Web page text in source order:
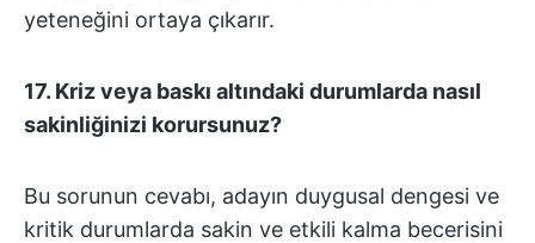
yeteneğini ortaya çıkarır.
17. Kriz veya baskı altındaki durumlarda nasıl
sakinliğinizi korursunuz?
Bu sorunun cevabı, adayın duygusal dengesi ve
kritik durumlarda sakin ve etkili kalma becerisini